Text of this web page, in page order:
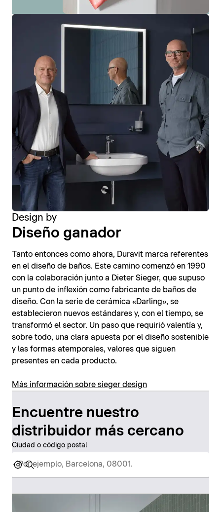
Design by
Diseño ganador
Tanto entonces como ahora, Duravit marca referentes
en el diseño de baños. Este camino comenzó en 1990
con la colaboración junto a Dieter Sieger, que supuso
un punto de inflexión como fabricante de baños de
diseño. Con la serie de cerámica «Darling», se
establecieron nuevos estándares y, con el tiempo, se
transformó el sector. Un paso que requirió valentía y,
sobre todo, una clara apuesta por el diseño sostenible
y las formas atemporales, valores que siguen
presentes en cada producto.
Más información sobre sieger design
Encuentre nuestro
distribuidor más cercano
Ciudad o código postal